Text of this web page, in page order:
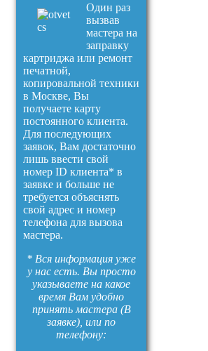
Один раз
вызвав
мастера на
заправку
картриджа или ремонт
печатной,
копировальной техники
в Москве, Вы
получаете карту
постоянного клиента.
Для последующих
заявок, Вам достаточно
лишь ввести свой
номер ID клиента* в
заявке и больше не
требуется объяснять
свой адрес и номер
телефона для вызова
мастера.
* Вся информация уже
у нас есть. Вы просто
указываете на какое
время Вам удобно
принять мастера (В
заявке), или по
телефону: